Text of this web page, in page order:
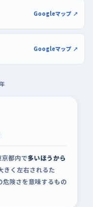
Googleマップ ↗
Googleマップ ↗
京都内で多いほうから
きく左右されるた
険さを意味するもの